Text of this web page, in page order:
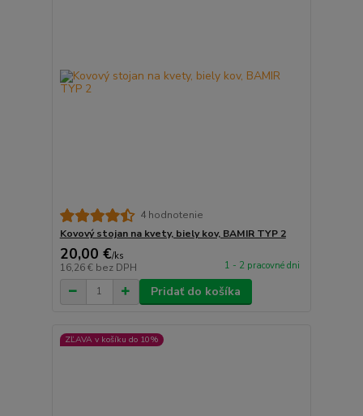
4 hodnotenie
Kovový stojan na kvety, biely kov, BAMIR TYP 2
20,00 €/ks
16,26 € bez DPH 1 - 2 pracovné dni
Pridať do košíka
ZĽAVA v košíku do 10%